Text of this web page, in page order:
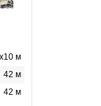
м
42 м
42 м